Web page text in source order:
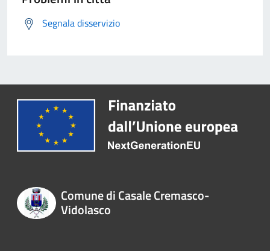
Segnala disservizio
Comune di Casale Cremasco-
Vidolasco